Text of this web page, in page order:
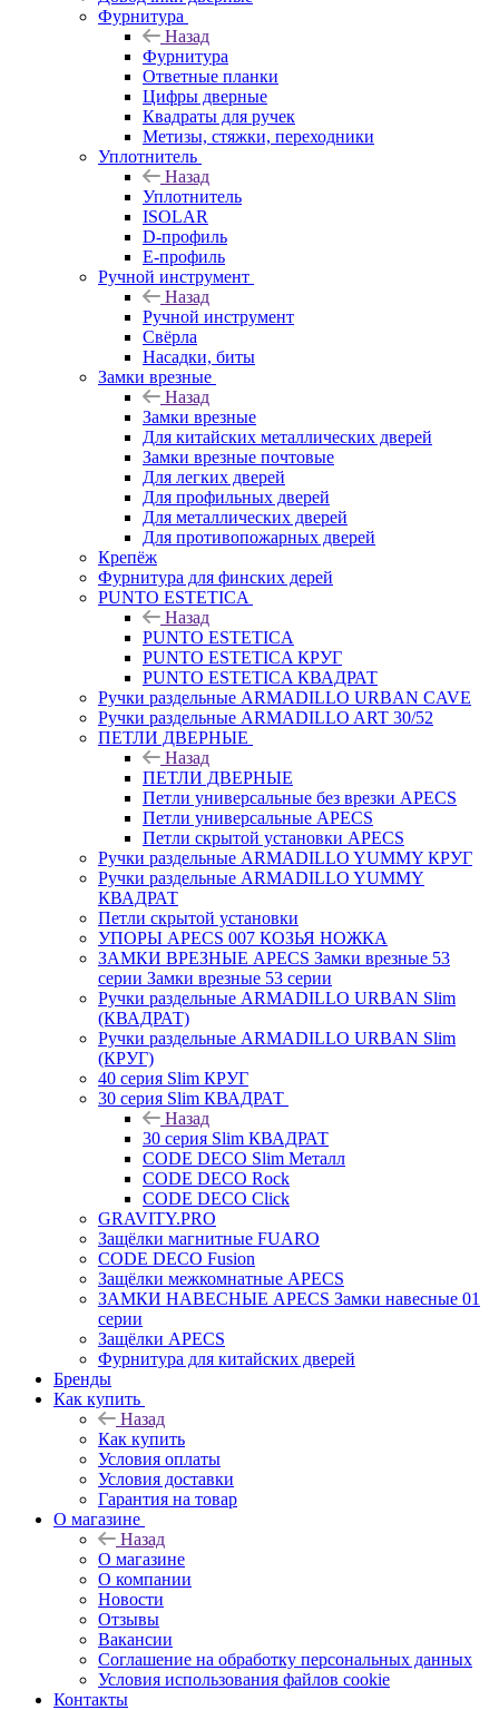
Фурнитура
Назад
Фурнитура
Ответные планки
Цифры дверные
Квадраты для ручек
Метизы, стяжки, переходники
Уплотнитель
Назад
Уплотнитель
ISOLAR
D-профиль
Е-профиль
Ручной инструмент
Назад
Ручной инструмент
Свёрла
Насадки, биты
Замки врезные
Назад
Замки врезные
Для китайских металлических дверей
Замки врезные почтовые
Для легких дверей
Для профильных дверей
Для металлических дверей
Для противопожарных дверей
Крепёж
Фурнитура для финских дерей
PUNTO ESTETICA
Назад
PUNTO ESTETICA
PUNTO ESTETICA КРУГ
PUNTO ESTETICA КВАДРАТ
Ручки раздельные ARMADILLO URBAN CAVE
Ручки раздельные ARMADILLO ART 30/52
ПЕТЛИ ДВЕРНЫЕ
Назад
ПЕТЛИ ДВЕРНЫЕ
Петли универсальные без врезки APECS
Петли универсальные APECS
Петли скрытой установки APECS
Ручки раздельные ARMADILLO YUMMY КРУГ
Ручки раздельные ARMADILLO YUMMY
КВАДРАТ
Петли скрытой установки
УПОРЫ APECS 007 КОЗЬЯ НОЖКА
ЗАМКИ ВРЕЗНЫЕ APECS Замки врезные 53
серии Замки врезные 53 серии
Ручки раздельные ARMADILLO URBAN Slim
(КВАДРАТ)
Ручки раздельные ARMADILLO URBAN Slim
(КРУГ)
40 серия Slim КРУГ
30 серия Slim КВАДРАТ
Назад
30 серия Slim КВАДРАТ
CODE DECO Slim Металл
CODE DECO Rock
CODE DECO Click
GRAVITY.PRO
Защёлки магнитные FUARO
CODE DECO Fusion
Защёлки межкомнатные APECS
ЗАМКИ НАВЕСНЫЕ APECS Замки навесные 01
серии
Защёлки APECS
Фурнитура для китайских дверей
Бренды
Как купить
Назад
Как купить
Условия оплаты
Условия доставки
Гарантия на товар
О магазине
Назад
О магазине
О компании
Новости
Отзывы
Вакансии
Соглашение на обработку персональных данных
Условия использования файлов cookie
Контакты